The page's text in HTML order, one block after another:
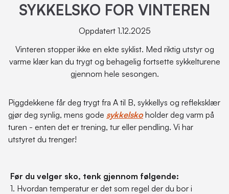
SYKKELSKO FOR VINTEREN
Oppdatert 1.12.2025
Vinteren stopper ikke en ekte syklist. Med riktig utstyr og
varme klær kan du trygt og behagelig fortsette sykkelturene
gjennom hele sesongen.
Piggdekkene får deg trygt fra A til B, sykkellys og refleksklær
gjør deg synlig, mens gode sykkelsko holder deg varm på
turen - enten det er trening, tur eller pendling. Vi har
utstyret du trenger!
Før du velger sko, tenk gjennom følgende:
1. Hvordan temperatur er det som regel der du bor i